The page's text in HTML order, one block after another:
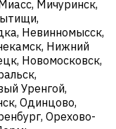
Мичуринск,
Невинномысск,
Нижний
Новомосковск,
Уренгой,
Одинцово,
Орехово-